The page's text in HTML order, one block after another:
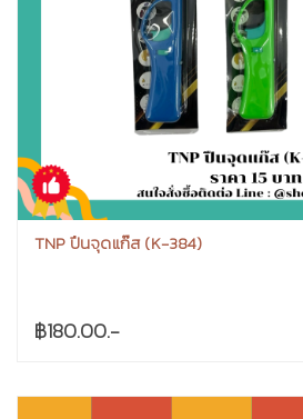
TNP ปืนจุดแก๊ส (K-384)
฿180.00.-